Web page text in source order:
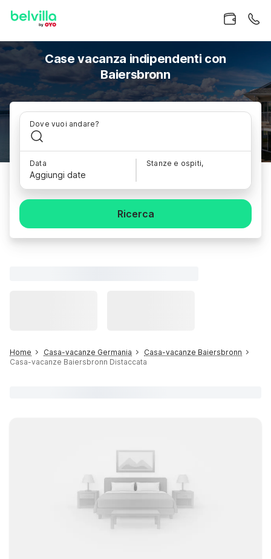
Case vacanza indipendenti con
Baiersbronn
Dove vuoi andare?
Data
Aggiungi date
Stanze e ospiti,
Ricerca
Home Casa-vacanze Germania
Casa-vacanze Baiersbronn
Casa-vacanze Baiersbronn Distaccata